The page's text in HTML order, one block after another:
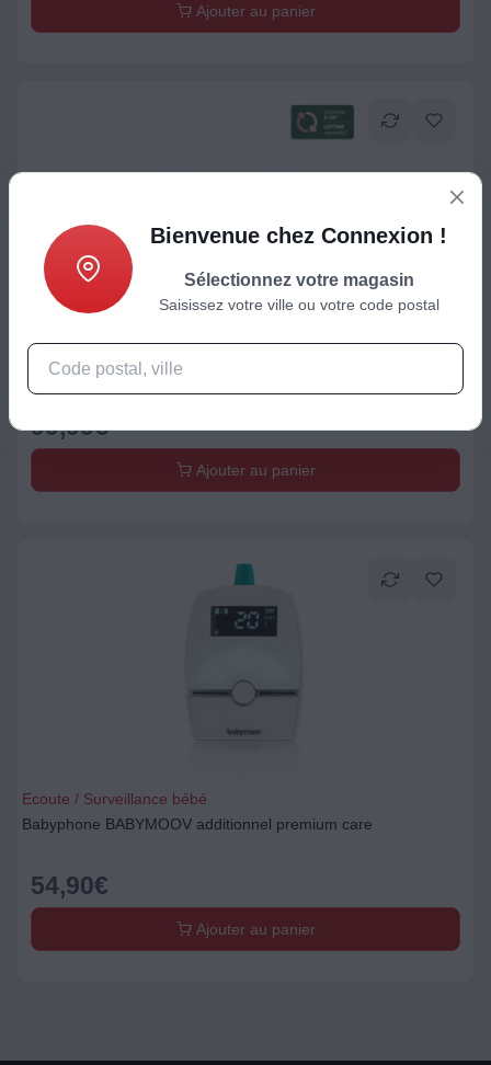
Ajouter au panier
Ecoute / Surveillance bébé
Babyphone BABYMOOV Premium care
99,99€
Ajouter au panier
Ecoute / Surveillance bébé
Babyphone BABYMOOV additionnel premium care
54,90€
Ajouter au panier
Bienvenue chez Connexion !
Sélectionnez votre magasin
Saisissez votre ville ou votre code postal